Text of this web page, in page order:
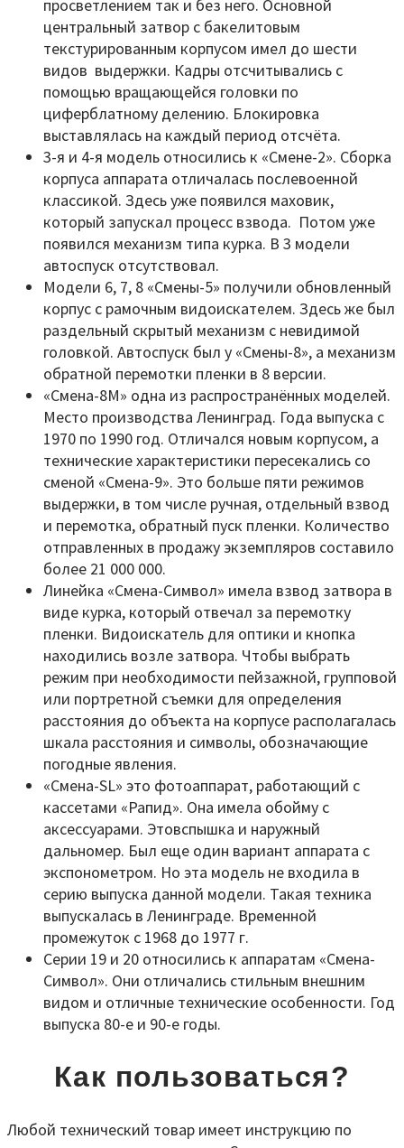
просветлением так и без него. Основной
центральный затвор с бакелитовым
текстурированным корпусом имел до шести
видов выдержки. Кадры отсчитывались с
помощью вращающейся головки по
циферблатному делению. Блокировка
выставлялась на каждый период отсчёта.
3-я и 4-я модель относились к «Смене-2». Сборка
корпуса аппарата отличалась послевоенной
классикой. Здесь уже появился маховик,
который запускал процесс взвода. Потом уже
появился механизм типа курка. В 3 модели
автоспуск отсутствовал.
Модели 6, 7, 8 «Смены-5» получили обновленный
корпус с рамочным видоискателем. Здесь же был
раздельный скрытый механизм с невидимой
головкой. Автоспуск был у «Смены-8», а механизм
обратной перемотки пленки в 8 версии.
«Смена-8М» одна из распространённых моделей.
Место производства Ленинград. Года выпуска с
1970 по 1990 год. Отличался новым корпусом, а
технические характеристики пересекались со
сменой «Смена-9». Это больше пяти режимов
выдержки, в том числе ручная, отдельный взвод
и перемотка, обратный пуск пленки. Количество
отправленных в продажу экземпляров составило
более 21 000 000.
Линейка «Смена-Символ» имела взвод затвора в
виде курка, который отвечал за перемотку
пленки. Видоискатель для оптики и кнопка
находились возле затвора. Чтобы выбрать
режим при необходимости пейзажной, групповой
или портретной съемки для определения
расстояния до объекта на корпусе располагалась
шкала расстояния и символы, обозначающие
погодные явления.
«Смена-SL» это фотоаппарат, работающий с
кассетами «Рапид». Она имела обойму с
аксессуарами. Этовспышка и наружный
дальномер. Был еще один вариант аппарата с
экспонометром. Но эта модель не входила в
серию выпуска данной модели. Такая техника
выпускалась в Ленинграде. Временной
промежуток с 1968 до 1977 г.
Серии 19 и 20 относились к аппаратам «Смена-
Символ». Они отличались стильным внешним
видом и отличные технические особенности. Год
выпуска 80-е и 90-е годы.
Как пользоваться?
Любой технический товар имеет инструкцию по